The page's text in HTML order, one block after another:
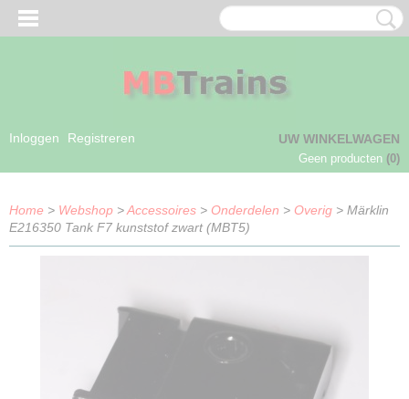
Inloggen Registreren UW WINKELWAGEN
Geen producten (0)
Home > Webshop >Accessoires > Onderdelen > Overig > Märklin
E216350 Tank F7 kunststof zwart (MBT5)